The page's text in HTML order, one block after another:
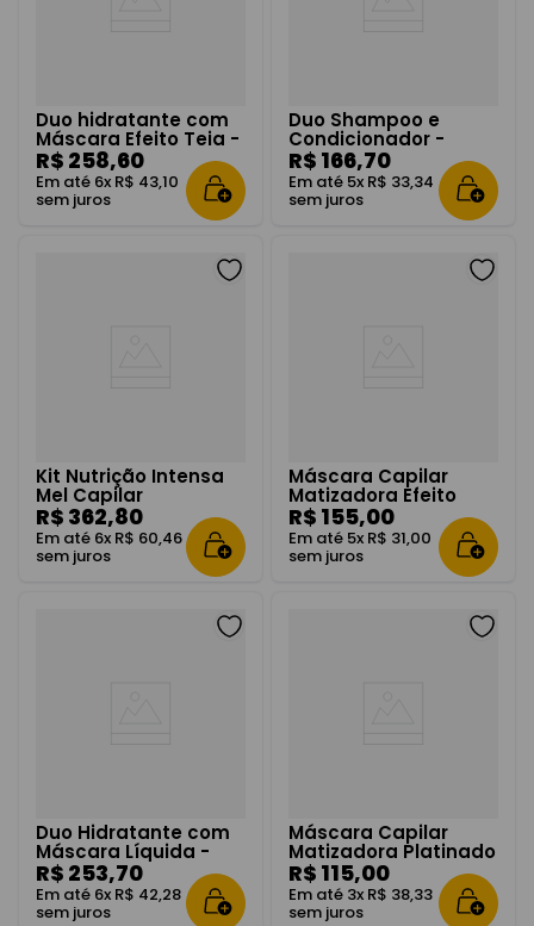
Duo hidratante com
Máscara Efeito Teia -
Magic Repair
R$ 258,60
Em até 6x R$ 43,10
sem juros
Duo Shampoo e
Condicionador -
Magic repair
R$ 166,70
Em até 5x R$ 33,34
sem juros
Kit Nutrição Intensa
Mel Capilar
R$ 362,80
Em até 6x R$ 60,46
sem juros
Máscara Capilar
Matizadora Efeito
Perolado 300g
R$ 155,00
Em até 5x R$ 31,00
sem juros
Duo Hidratante com
Máscara Líquida -
Magic Repair
R$ 253,70
Em até 6x R$ 42,28
sem juros
Máscara Capilar
Matizadora Platinado
300g
R$ 115,00
Em até 3x R$ 38,33
sem juros